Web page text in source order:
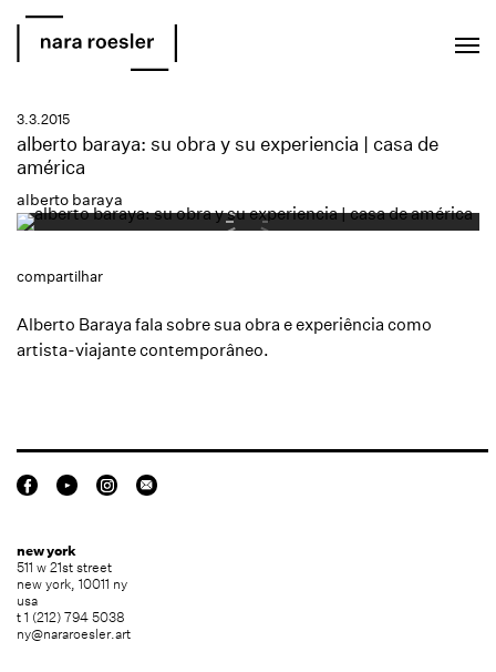
3.3.2015
alberto baraya: su obra y su experiencia | casa de
américa
alberto baraya
compartilhar
Alberto Baraya fala sobre sua obra e experiência como
artista-viajante contemporâneo.
new york
511 w 21st street
new york, 10011 ny
usa
t 1 (212) 794 5038
ny@nararoesler.art